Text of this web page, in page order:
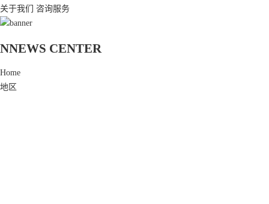
关于我们
咨询服务
NNEWS CENTER
Home
地区